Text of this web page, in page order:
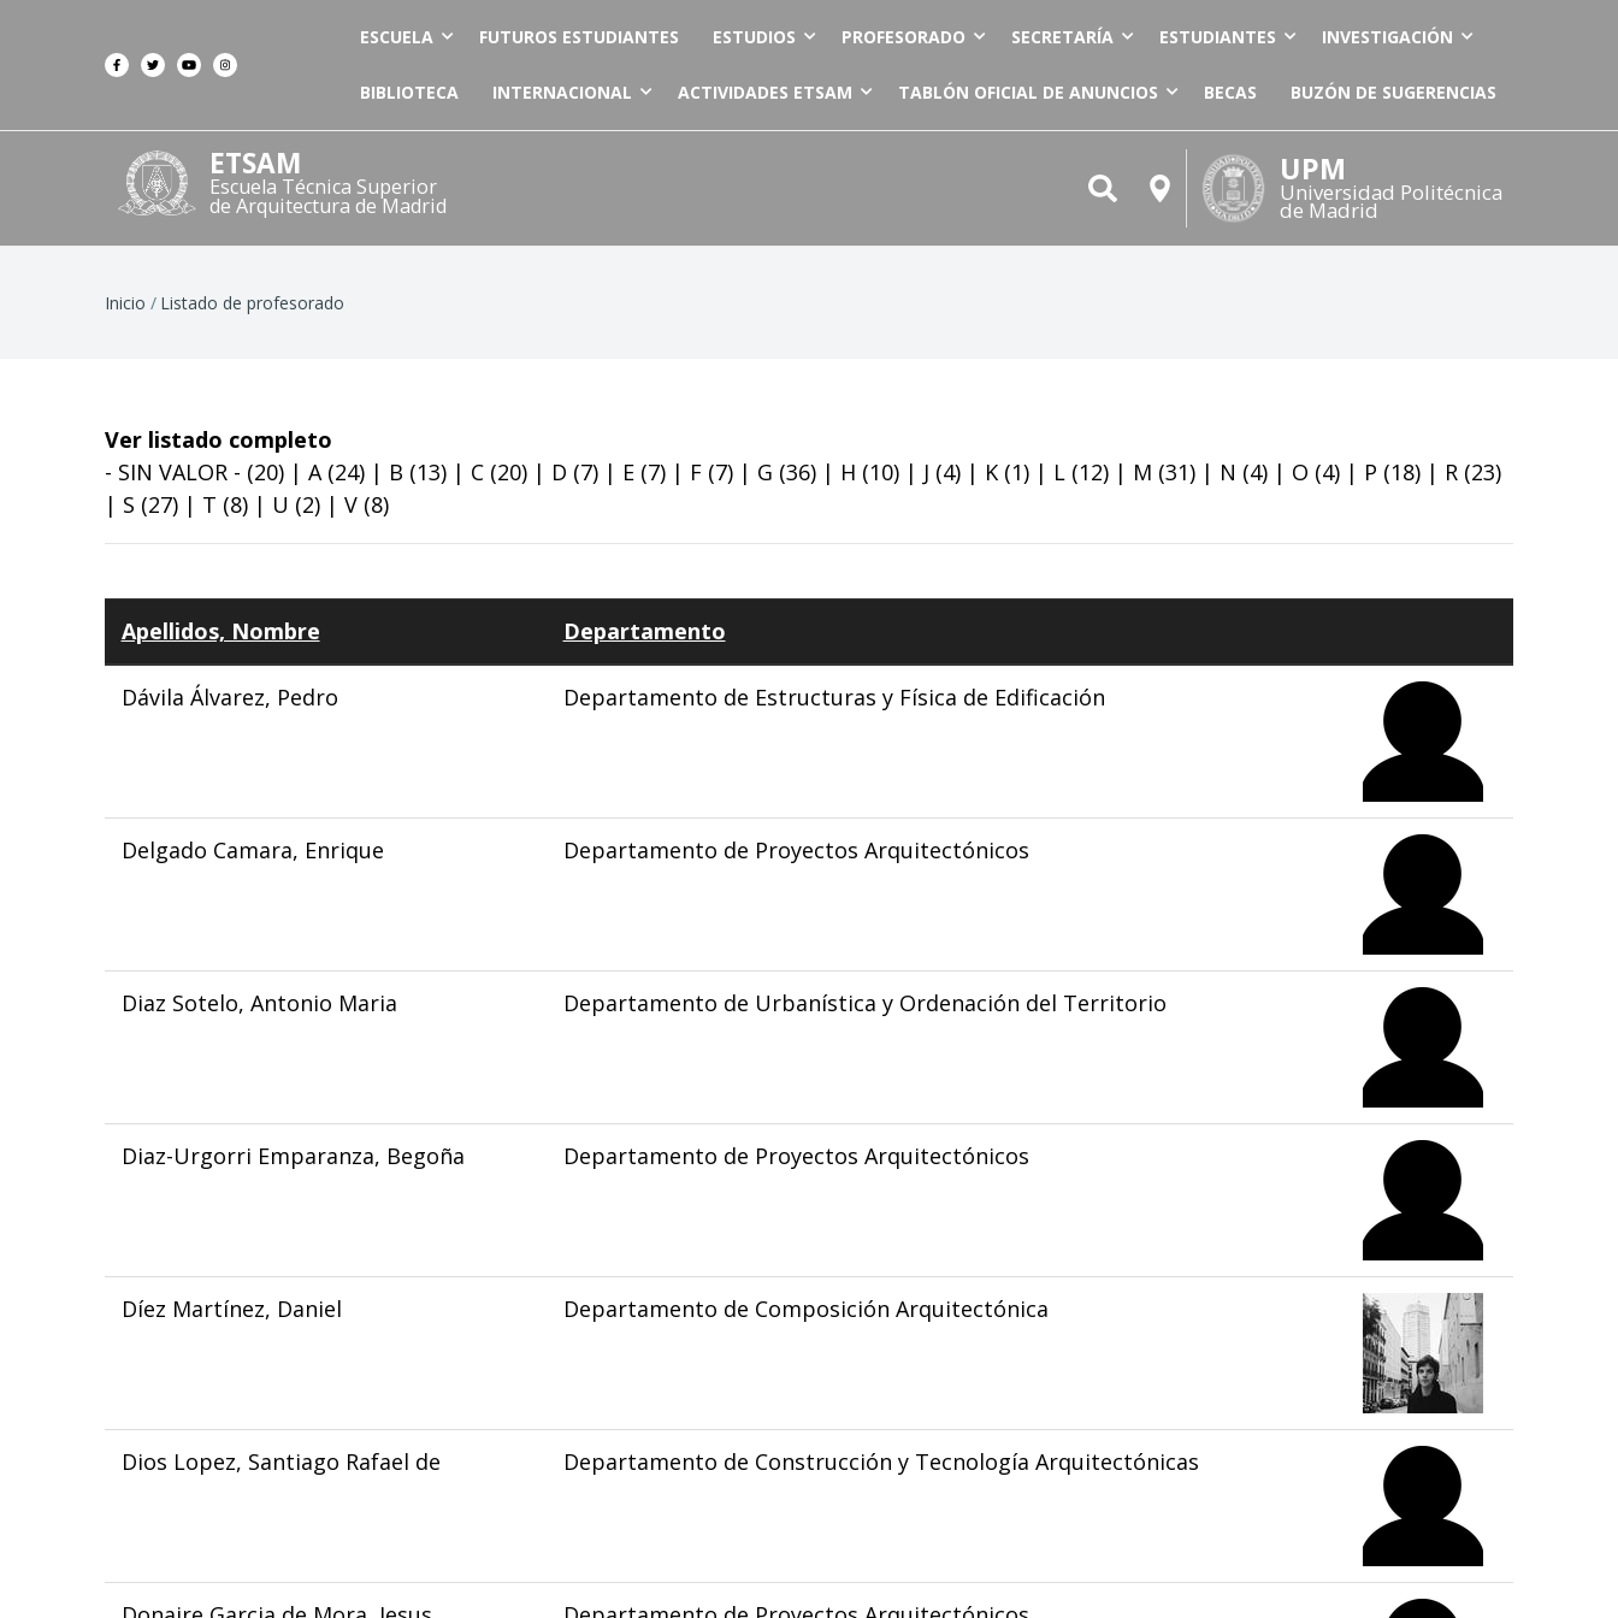
ESCUELA FUTUROS ESTUDIANTES ESTUDIOS PROFESORADO SECRETARÍA ESTUDIANTES INVESTIGACIÓN
BIBLIOTECA INTERNACIONAL ACTIVIDADES ETSAM TABLÓN OFICIAL DE ANUNCIOS BECAS BUZÓN DE SUGERENCIAS
ETSAM
Escuela Técnica Superior
de Arquitectura de Madrid
UPM
Universidad Politécnica
de Madrid
Ruta
Inicio Listado de profesorado
Ver listado completo
- SIN VALOR - (20) | A(24) | B (13) | C (20) | D (7) | E (7) | F (7) | G (36) | H (10) | J (4) | K (1) | L (12) | M (31) | N (4) | O (4) | P (18) | R (23)
| S (27) | T (8) | U (2) | V (8)
Apellidos, Nombre Departamento
Dávila Álvarez, Pedro Departamento de Estructuras y Física de Edificación
Delgado Camara, Enrique Departamento de Proyectos Arquitectónicos
Diaz Sotelo, Antonio Maria Departamento de Urbanística y Ordenación del Territorio
Diaz-Urgorri Emparanza, Begoña Departamento de Proyectos Arquitectónicos
Díez Martínez, Daniel Departamento de Composición Arquitectónica
Dios Lopez, Santiago Rafael de Departamento de Construcción y Tecnología Arquitectónicas